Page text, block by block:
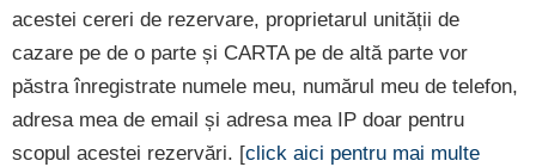
acestei cereri de rezervare, proprietarul unității de
cazare pe de o parte și CARTA pe de altă parte vor
păstra înregistrate numele meu, numărul meu de telefon,
adresa mea de email și adresa mea IP doar pentru
scopul acestei rezervări. [click aici pentru mai multe